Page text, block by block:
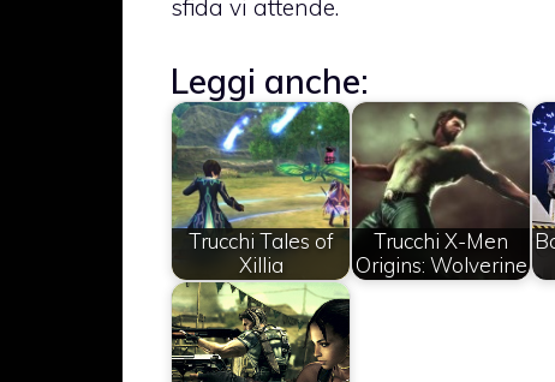
sfida vi attende.
Leggi anche:
Trucchi Tales of
Xillia
Trucchi X-Men
Origins: Wolverine